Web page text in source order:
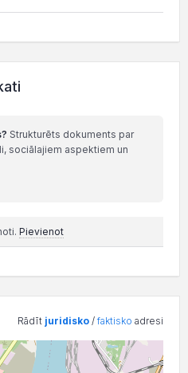
Strukturēts dokuments par
sociālajiem aspektiem un
Pievienot
Rādīt juridisko /faktisko adresi